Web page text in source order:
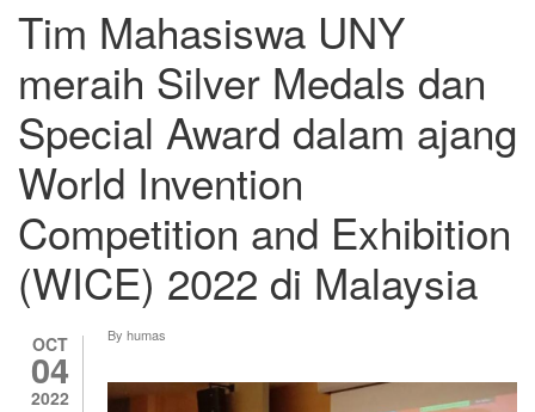
Tim Mahasiswa UNY
meraih Silver Medals dan
Special Award dalam ajang
World Invention
Competition and Exhibition
(WICE) 2022 di Malaysia
OCT
04
2022
By humas